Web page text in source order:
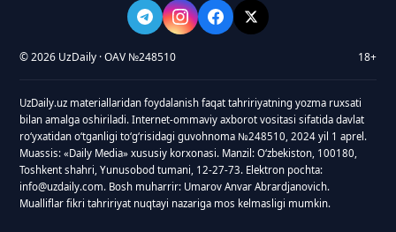
© 2026 UzDaily · OAV №248510 18+
UzDaily.uz materiallaridan foydalanish faqat tahririyatning yozma ruxsati
bilan amalga oshiriladi. Internet-ommaviy axborot vositasi sifatida davlat
roʻyxatidan oʻtganligi toʻgʻrisidagi guvohnoma №248510, 2024 yil 1 aprel.
Muassis: «Daily Media» xususiy korxonasi. Manzil: Oʻzbekiston, 100180,
Toshkent shahri, Yunusobod tumani, 12-27-73. Elektron pochta:
info@uzdaily.com. Bosh muharrir: Umarov Anvar Abrardjanovich.
Mualliflar fikri tahririyat nuqtayi nazariga mos kelmasligi mumkin.